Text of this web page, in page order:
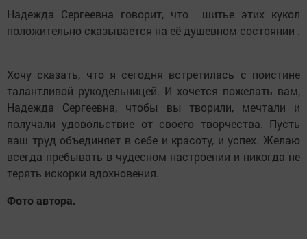
Надежда Сергеевна говорит, что шитье этих кукол
положительно сказывается на её душевном состоянии .
Хочу сказать, что я сегодня встретилась с поистине
талантливой рукодельницей. И хочется пожелать вам,
Надежда Сергеевна, чтобы вы творили, мечтали и
получали удовольствие от своего творчества. Пусть
ваш труд объединяет в себе и красоту, и успех. Желаю
всегда пребывать в чудесном настроении и никогда не
терять искорки вдохновения.
Фото автора.